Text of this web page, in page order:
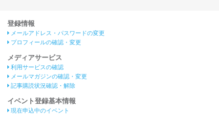
登録情報
メールアドレス・パスワードの変更
プロフィールの確認・変更
メディアサービス
利用サービスの確認
メールマガジンの確認・変更
記事購読状況確認・解除
イベント登録基本情報
現在申込中のイベント